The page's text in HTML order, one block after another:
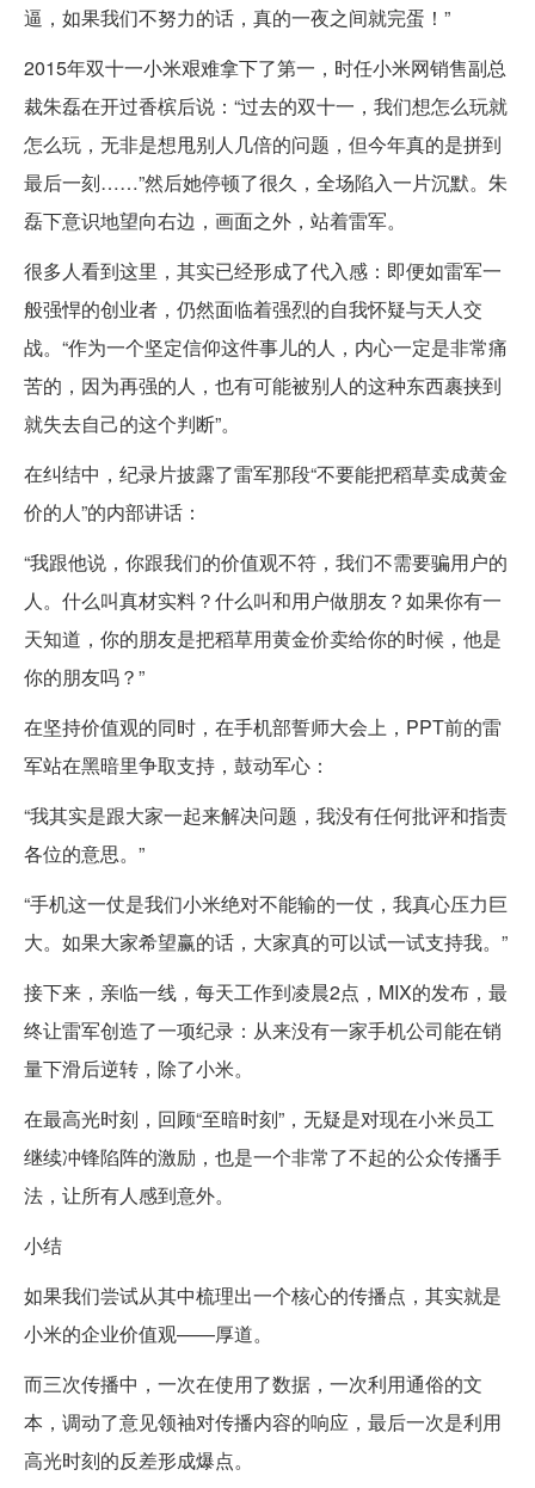
逼，如果我们不努力的话，真的一夜之间就完蛋！”
2015年双十一小米艰难拿下了第一，时任小米网销售副总
裁朱磊在开过香槟后说：“过去的双十一，我们想怎么玩就
怎么玩，无非是想甩别人几倍的问题，但今年真的是拼到
最后一刻……”然后她停顿了很久，全场陷入一片沉默。朱
磊下意识地望向右边，画面之外，站着雷军。
很多人看到这里，其实已经形成了代入感：即便如雷军一
般强悍的创业者，仍然面临着强烈的自我怀疑与天人交
战。“作为一个坚定信仰这件事儿的人，内心一定是非常痛
苦的，因为再强的人，也有可能被别人的这种东西裹挟到
就失去自己的这个判断”。
在纠结中，纪录片披露了雷军那段“不要能把稻草卖成黄金
价的人”的内部讲话：
“我跟他说，你跟我们的价值观不符，我们不需要骗用户的
人。什么叫真材实料？什么叫和用户做朋友？如果你有一
天知道，你的朋友是把稻草用黄金价卖给你的时候，他是
你的朋友吗？”
在坚持价值观的同时，在手机部誓师大会上，PPT前的雷
军站在黑暗里争取支持，鼓动军心：
“我其实是跟大家一起来解决问题，我没有任何批评和指责
各位的意思。”
“手机这一仗是我们小米绝对不能输的一仗，我真心压力巨
大。如果大家希望赢的话，大家真的可以试一试支持我。”
接下来，亲临一线，每天工作到凌晨2点，MIX的发布，最
终让雷军创造了一项纪录：从来没有一家手机公司能在销
量下滑后逆转，除了小米。
在最高光时刻，回顾“至暗时刻”，无疑是对现在小米员工
继续冲锋陷阵的激励，也是一个非常了不起的公众传播手
法，让所有人感到意外。
小结
如果我们尝试从其中梳理出一个核心的传播点，其实就是
小米的企业价值观——厚道。
而三次传播中，一次在使用了数据，一次利用通俗的文
本，调动了意见领袖对传播内容的响应，最后一次是利用
高光时刻的反差形成爆点。